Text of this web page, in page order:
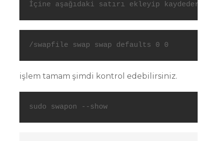
İçine aşağıdaki satırı ekleyip kaydederek
/swapfile swap swap defaults 0 0
işlem tamam şimdi kontrol edebilirsiniz.
sudo swapon --show